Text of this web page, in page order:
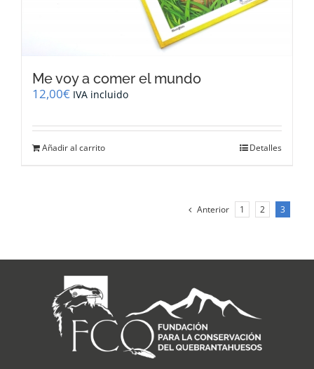
Me voy a comer el mundo
12,00€ IVA incluido
Añadir al carrito Detalles
Anterior 1 2 3